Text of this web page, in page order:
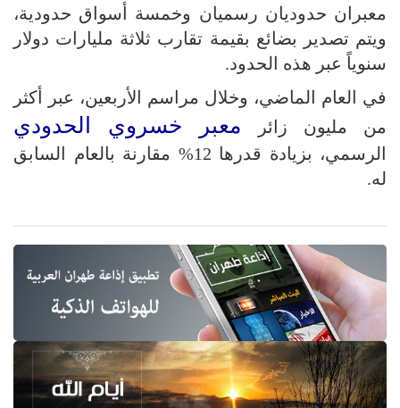
معبران حدوديان رسميان وخمسة أسواق حدودية،
ويتم تصدير بضائع بقيمة تقارب ثلاثة مليارات دولار
سنوياً عبر هذه الحدود.
في العام الماضي، وخلال مراسم الأربعين، عبر أكثر
من مليون زائر معبر خسروي الحدودي
الرسمي، بزيادة قدرها 12% مقارنة بالعام السابق
له.